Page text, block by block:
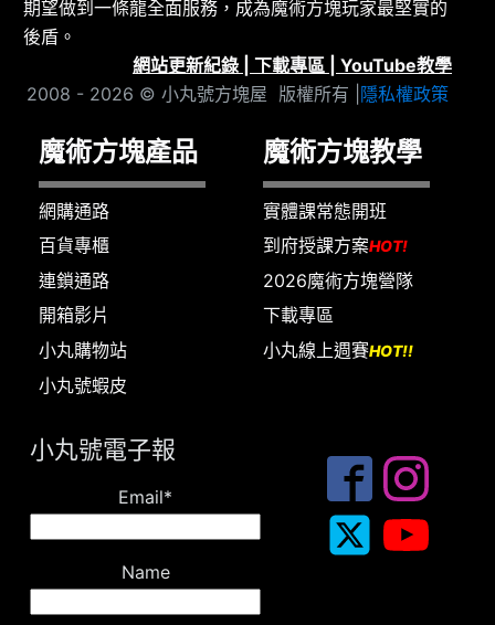
期望做到一條龍全面服務，成為魔術方塊玩家最堅實的
後盾。
網站更新紀錄
下載專區
YouTube教學
2008 - 2026 © 小丸號方塊屋 版權所有 | 隱私權政策
魔術方塊產品
網購通路
百貨專櫃
連鎖通路
開箱影片
小丸購物站
小丸號蝦皮
魔術方塊教學
實體課常態開班
到府授課方案HOT!
2026魔術方塊營隊
下載專區
小丸線上週賽HOT!!
小丸號電子報
Email*
Name